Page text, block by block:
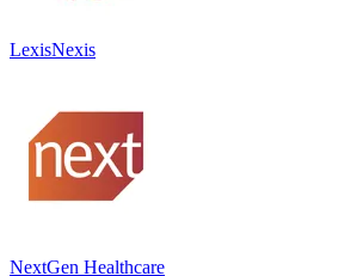
LexisNexis
NextGen Healthcare